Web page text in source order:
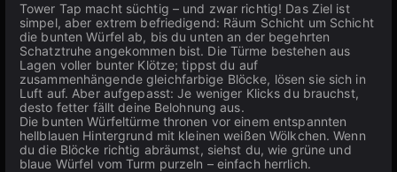
Tower Tap macht süchtig – und zwar richtig! Das Ziel ist
simpel, aber extrem befriedigend: Räum Schicht um Schicht
die bunten Würfel ab, bis du unten an der begehrten
Schatztruhe angekommen bist. Die Türme bestehen aus
Lagen voller bunter Klötze; tippst du auf
zusammenhängende gleichfarbige Blöcke, lösen sie sich in
Luft auf. Aber aufgepasst: Je weniger Klicks du brauchst,
desto fetter fällt deine Belohnung aus.
Die bunten Würfeltürme thronen vor einem entspannten
hellblauen Hintergrund mit kleinen weißen Wölkchen. Wenn
du die Blöcke richtig abräumst, siehst du, wie grüne und
blaue Würfel vom Turm purzeln – einfach herrlich.